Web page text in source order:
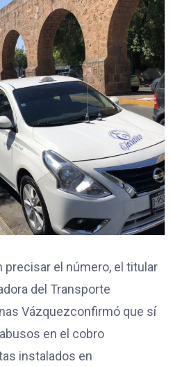
precisar el número, el titular
del Transporte
Vázquezconfirmó que sí
en el cobro
instalados en